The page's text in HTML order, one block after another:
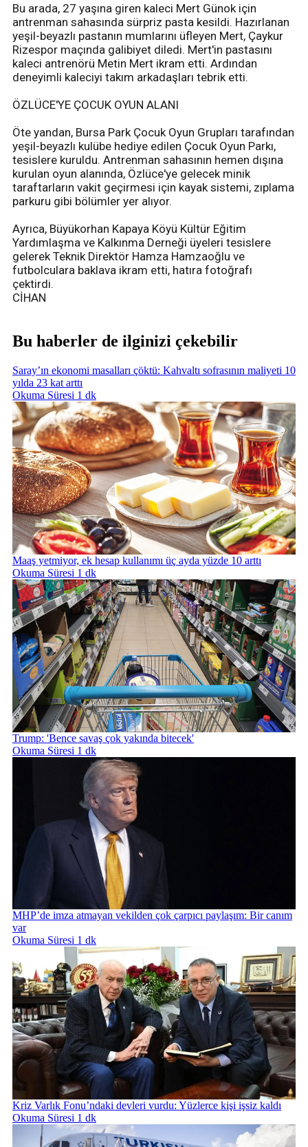
Bu arada, 27 yaşına giren kaleci Mert Günok için
antrenman sahasında sürpriz pasta kesildi. Hazırlanan
yeşil-beyazlı pastanın mumlarını üfleyen Mert, Çaykur
Rizespor maçında galibiyet diledi. Mert'in pastasını
kaleci antrenörü Metin Mert ikram etti. Ardından
deneyimli kaleciyi takım arkadaşları tebrik etti.
ÖZLÜCE'YE ÇOCUK OYUN ALANI
Öte yandan, Bursa Park Çocuk Oyun Grupları tarafından
yeşil-beyazlı kulübe hediye edilen Çocuk Oyun Parkı,
tesislere kuruldu. Antrenman sahasının hemen dışına
kurulan oyun alanında, Özlüce'ye gelecek minik
taraftarların vakit geçirmesi için kayak sistemi, zıplama
parkuru gibi bölümler yer alıyor.
Ayrıca, Büyükorhan Kapaya Köyü Kültür Eğitim
Yardımlaşma ve Kalkınma Derneği üyeleri tesislere
gelerek Teknik Direktör Hamza Hamzaoğlu ve
futbolculara baklava ikram etti, hatıra fotoğrafı
çektirdi.
CİHAN
Bu haberler de ilginizi çekebilir
Saray’ın ekonomi masalları çöktü: Kahvaltı sofrasının maliyeti 10
yılda 23 kat arttı
Okuma Süresi 1 dk
Maaş yetmiyor, ek hesap kullanımı üç ayda yüzde 10 arttı
Okuma Süresi 1 dk
Trump: 'Bence savaş çok yakında bitecek'
Okuma Süresi 1 dk
MHP’de imza atmayan vekilden çok çarpıcı paylaşım: Bir canım
var
Okuma Süresi 1 dk
Kriz Varlık Fonu’ndaki devleri vurdu: Yüzlerce kişi işsiz kaldı
Okuma Süresi 1 dk